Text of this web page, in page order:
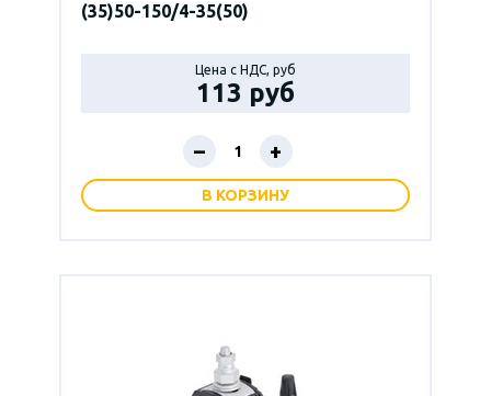
(35)50-150/4-35(50)
Цена с НДС, руб
113 руб
– +
В КОРЗИНУ